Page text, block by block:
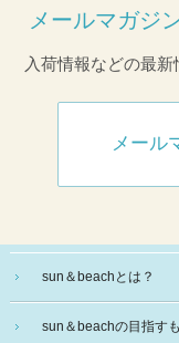
メールマガジ
入荷情報などの最新
メール
sun＆beachとは？
sun＆beachの目指す